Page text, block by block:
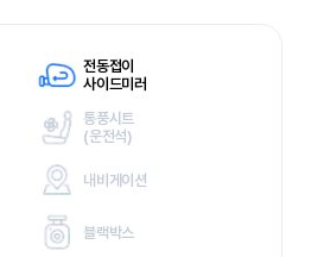
전동접이
사이드미러
통풍시트
(운전석)
내비게이션
블랙박스